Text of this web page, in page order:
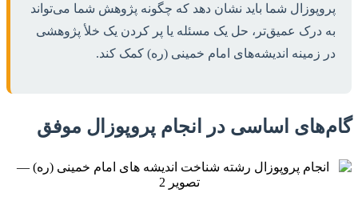
پروپوزال شما باید نشان دهد که چگونه پژوهش شما می‌تواند
به درک عمیق‌تر، حل یک مسئله یا پر کردن یک خلأ پژوهشی
در زمینه اندیشه‌های امام خمینی (ره) کمک کند.
گام‌های اساسی در انجام پروپوزال موفق